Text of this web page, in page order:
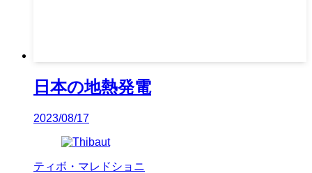
日本の地熱発電
2023/08/17
ティボ・マレドショニ